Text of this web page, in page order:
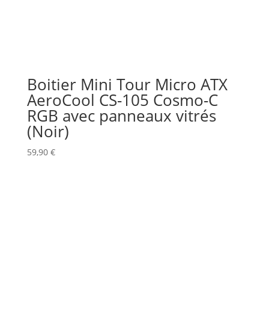
Boitier Mini Tour Micro ATX
AeroCool CS-105 Cosmo-C
RGB avec panneaux vitrés
(Noir)
59,90 €